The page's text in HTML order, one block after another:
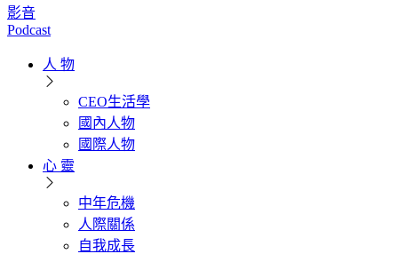
影音
Podcast
人 物
CEO生活學
國內人物
國際人物
心 靈
中年危機
人際關係
自我成長